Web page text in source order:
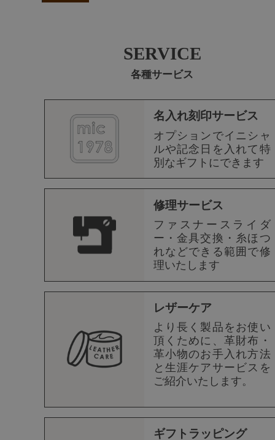
SERVICE
各種サービス
名入れ刻印サービス
オプションでイニシャ
ルや記念日を入れて特
別なギフトにできます
修理サービス
ファスナースライダ
ー・金具交換・糸ほつ
れなどできる範囲で修
理いたします
レザーケア
より長く製品をお使い
頂くために、革財布・
革小物のお手入れ方法
と生涯ケアサービスを
ご紹介いたします。
ギフトラッピング